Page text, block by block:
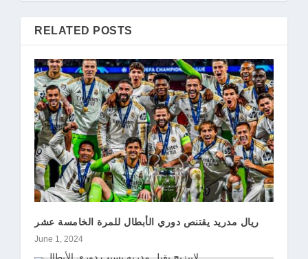
RELATED POSTS
ريال مدريد يقتنص دوري الأبطال للمرة الخامسة عشر
June 1, 2024